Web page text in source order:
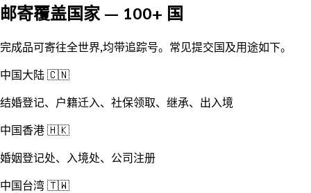
邮寄覆盖国家 — 100+ 国
完成品可寄往全世界,均带追踪号。常见提交国及用途如下。
中国大陆 🇨🇳
结婚登记、户籍迁入、社保领取、继承、出入境
中国香港 🇭🇰
婚姻登记处、入境处、公司注册
中国台湾 🇹🇼